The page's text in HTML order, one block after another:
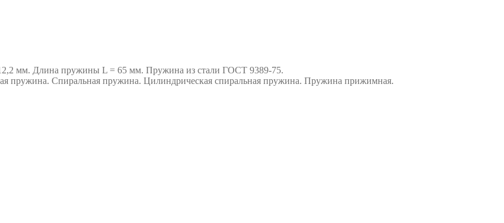
мм. Длина пружины L = 65 мм. Пружина из стали ГОСТ 9389-75.
пружина. Спиральная пружина. Цилиндрическая спиральная пружина. Пружина прижимная.